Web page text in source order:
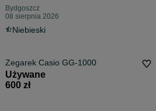
Bydgoszcz
08 sierpnia 2026
Niebieski
Zegarek Casio GG-1000
Używane
600 zł